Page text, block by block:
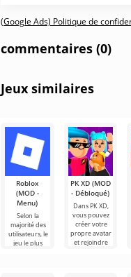
(Google Ads) Politique de
commentaires (0)
Jeux similaires
Roblox
(MOD -
Menu)
Selon la
majorité des
utilisateurs, le
jeu le plus
PK XD (MOD
- Débloqué)
Dans PK XD,
vous pouvez
créer votre
propre avatar
et rejoindre